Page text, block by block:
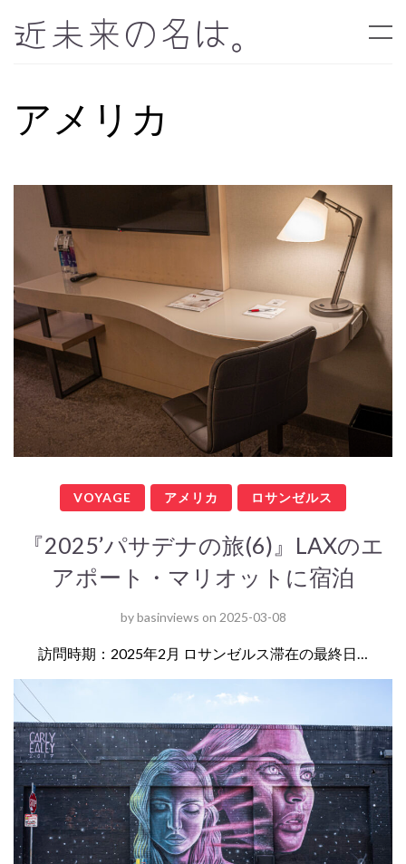
近未来の名は。
アメリカ
VOYAGE アメリカ ロサンゼルス
『2025’パサデナの旅(6)』LAXのエ
アポート・マリオットに宿泊
bybasinviews on 2025-03-08
訪問時期：2025年2月 ロサンゼルス滞在の最終日…